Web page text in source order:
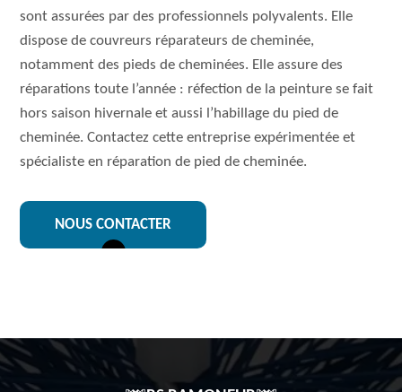
sont assurées par des professionnels polyvalents. Elle
dispose de couvreurs réparateurs de cheminée,
notamment des pieds de cheminées. Elle assure des
réparations toute l’année : réfection de la peinture se fait
hors saison hivernale et aussi l’habillage du pied de
cheminée. Contactez cette entreprise expérimentée et
spécialiste en réparation de pied de cheminée.
NOUS CONTACTER